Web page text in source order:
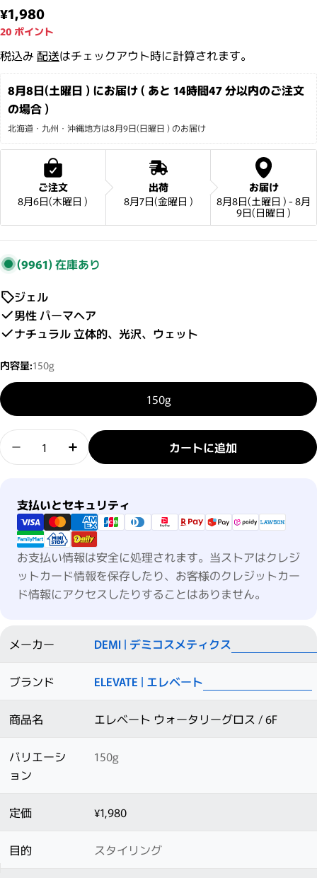
通常価格
¥1,980
20 ポイント
税込み配送はチェックアウト時に計算されます。
8月8日(土曜日 ) にお届け ( あと 14時間47 分以内のご注文
の場合 )
北海道・九州・沖縄地方は8月9日(日曜日 ) のお届け
ご注文
8月6日(木曜日 )
出荷
8月7日(金曜日 )
お届け
8月8日(土曜日 ) - 8月
9日(日曜日 )
(9961)在庫あり
ジェル
男性 パーマヘア
ナチュラル 立体的、光沢、ウェット
内容量:150g
150g
数量
エレベート ウォータリーグロス / 6Fの数量を減らす
エレベート ウォータリーグロス / 6Fの数
カートに追加
支払いとセキュリティ
支払い方法
お支払い情報は安全に処理されます。当ストアはクレジ
ットカード情報を保存したり、お客様のクレジットカー
ド情報にアクセスしたりすることはありません。
メーカー DEMI | デミコスメティクス
ブランド ELEVATE | エレベート
商品名 エレベート ウォータリーグロス / 6F
バリエーシ
ョン
150g
定価 ¥1,980
目的 スタイリング